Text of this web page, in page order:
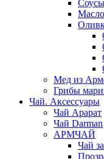
Соусы
Масло
Мед из
Грибы
Чай. Аксессуары
Чай Арарат
Чай Darman
АРМЧАЙ
Чай